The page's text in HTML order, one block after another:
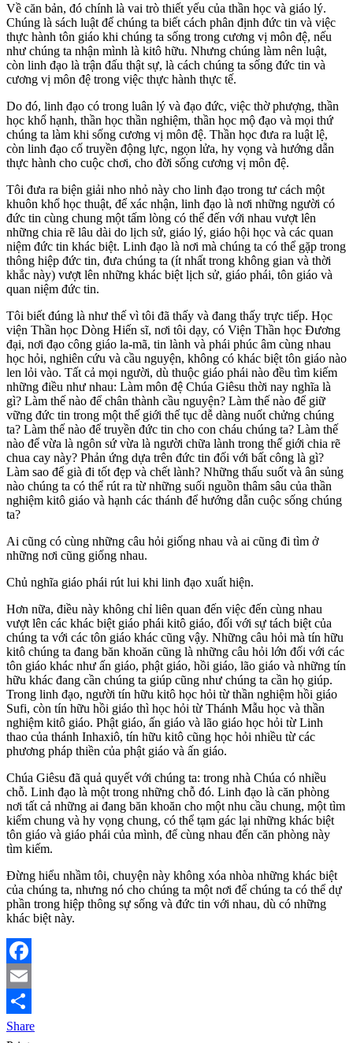
Về căn bản, đó chính là vai trò thiết yếu của thần học và giáo lý.
Chúng là sách luật để chúng ta biết cách phân định đức tin và việc
thực hành tôn giáo khi chúng ta sống trong cương vị môn đệ, nếu
như chúng ta nhận mình là kitô hữu. Nhưng chúng làm nên luật,
còn linh đạo là trận đấu thật sự, là cách chúng ta sống đức tin và
cương vị môn đệ trong việc thực hành thực tế.
Do đó, linh đạo có trong luân lý và đạo đức, việc thờ phượng, thần
học khổ hạnh, thần học thần nghiệm, thần học mộ đạo và mọi thứ
chúng ta làm khi sống cương vị môn đệ. Thần học đưa ra luật lệ,
còn linh đạo cố truyền động lực, ngọn lửa, hy vọng và hướng dẫn
thực hành cho cuộc chơi, cho đời sống cương vị môn đệ.
Tôi đưa ra biện giải nho nhỏ này cho linh đạo trong tư cách một
khuôn khổ học thuật, để xác nhận, linh đạo là nơi những người có
đức tin cùng chung một tấm lòng có thể đến với nhau vượt lên
những chia rẽ lâu dài do lịch sử, giáo lý, giáo hội học và các quan
niệm đức tin khác biệt. Linh đạo là nơi mà chúng ta có thể gặp trong
thông hiệp đức tin, đưa chúng ta (ít nhất trong không gian và thời
khắc này) vượt lên những khác biệt lịch sử, giáo phái, tôn giáo và
quan niệm đức tin.
Tôi biết đúng là như thế vì tôi đã thấy và đang thấy trực tiếp. Học
viện Thần học Dòng Hiến sĩ, nơi tôi dạy, có Viện Thần học Đương
đại, nơi đạo công giáo la-mã, tin lành và phái phúc âm cùng nhau
học hỏi, nghiên cứu và cầu nguyện, không có khác biệt tôn giáo nào
len lỏi vào. Tất cả mọi người, dù thuộc giáo phái nào đều tìm kiếm
những điều như nhau: Làm môn đệ Chúa Giêsu thời nay nghĩa là
gì? Làm thế nào để chân thành cầu nguyện? Làm thế nào để giữ
vững đức tin trong một thế giới thế tục dễ dàng nuốt chửng chúng
ta? Làm thế nào để truyền đức tin cho con cháu chúng ta? Làm thế
nào để vừa là ngôn sứ vừa là người chữa lành trong thế giới chia rẽ
chua cay này? Phản ứng dựa trên đức tin đối với bất công là gì?
Làm sao để già đi tốt đẹp và chết lành? Những thấu suốt và ân sủng
nào chúng ta có thể rút ra từ những suối nguồn thâm sâu của thần
nghiệm kitô giáo và hạnh các thánh để hướng dẫn cuộc sống chúng
ta?
Ai cũng có cùng những câu hỏi giống nhau và ai cũng đi tìm ở
những nơi cũng giống nhau.
Chủ nghĩa giáo phái rút lui khi linh đạo xuất hiện.
Hơn nữa, điều này không chỉ liên quan đến việc đến cùng nhau
vượt lên các khác biệt giáo phái kitô giáo, đối với sự tách biệt của
chúng ta với các tôn giáo khác cũng vậy. Những câu hỏi mà tín hữu
kitô chúng ta đang băn khoăn cũng là những câu hỏi lớn đối với các
tôn giáo khác như ấn giáo, phật giáo, hồi giáo, lão giáo và những tín
hữu khác đang cần chúng ta giúp cũng như chúng ta cần họ giúp.
Trong linh đạo, người tín hữu kitô học hỏi từ thần nghiệm hồi giáo
Sufi, còn tín hữu hồi giáo thì học hỏi từ Thánh Mẫu học và thần
nghiệm kitô giáo. Phật giáo, ấn giáo và lão giáo học hỏi từ Linh
thao của thánh Inhaxiô, tín hữu kitô cũng học hỏi nhiều từ các
phương pháp thiền của phật giáo và ấn giáo.
Chúa Giêsu đã quả quyết với chúng ta: trong nhà Chúa có nhiều
chỗ. Linh đạo là một trong những chỗ đó. Linh đạo là căn phòng
nơi tất cả những ai đang băn khoăn cho một nhu cầu chung, một tìm
kiếm chung và hy vọng chung, có thể tạm gác lại những khác biệt
tôn giáo và giáo phái của mình, để cùng nhau đến căn phòng này
tìm kiếm.
Đừng hiểu nhầm tôi, chuyện này không xóa nhòa những khác biệt
của chúng ta, nhưng nó cho chúng ta một nơi để chúng ta có thể dự
phần trong hiệp thông sự sống và đức tin với nhau, dù có những
khác biệt này.
Facebook
Email
Share